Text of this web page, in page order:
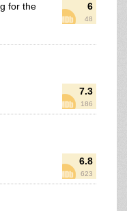
6
48
for the
7.3
186
6.8
623